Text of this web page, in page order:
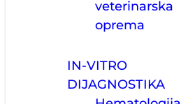
veterinarska
oprema
IN-VITRO
DIJAGNOSTIKA